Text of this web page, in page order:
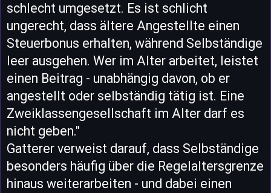
schlecht umgesetzt. Es ist schlicht
ungerecht, dass ältere Angestellte einen
Steuerbonus erhalten, während Selbständige
leer ausgehen. Wer im Alter arbeitet, leistet
einen Beitrag - unabhängig davon, ob er
angestellt oder selbständig tätig ist. Eine
Zweiklassengesellschaft im Alter darf es
nicht geben."
Gatterer verweist darauf, dass Selbständige
besonders häufig über die Regelaltersgrenze
hinaus weiterarbeiten - und dabei einen